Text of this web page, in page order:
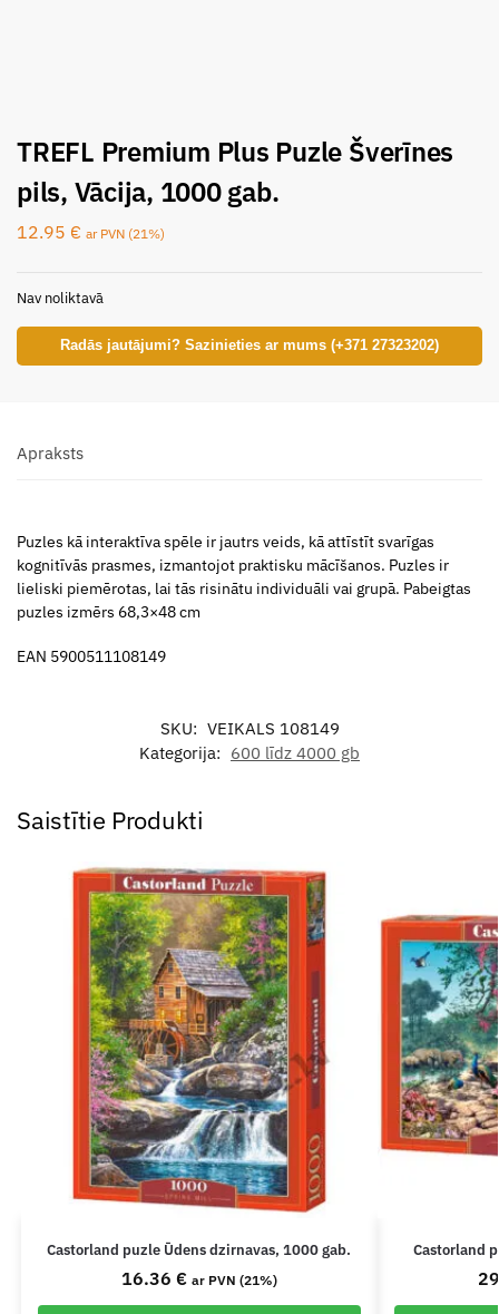
TREFL Premium Plus Puzle Šverīnes
pils, Vācija, 1000 gab.
12.95 € ar PVN (21%)
Nav noliktavā
Radās jautājumi? Sazinieties ar mums (+371 27323202)
Apraksts
Puzles kā interaktīva spēle ir jautrs veids, kā attīstīt svarīgas
kognitīvās prasmes, izmantojot praktisku mācīšanos. Puzles ir
lieliski piemērotas, lai tās risinātu individuāli vai grupā. Pabeigtas
puzles izmērs 68,3×48 cm
EAN 5900511108149
SKU: VEIKALS 108149
Kategorija: 600 līdz 4000 gb
Saistītie Produkti
Castorland puzle Ūdens dzirnavas, 1000 gab.
16.36 € ar PVN (21%)
Castorland